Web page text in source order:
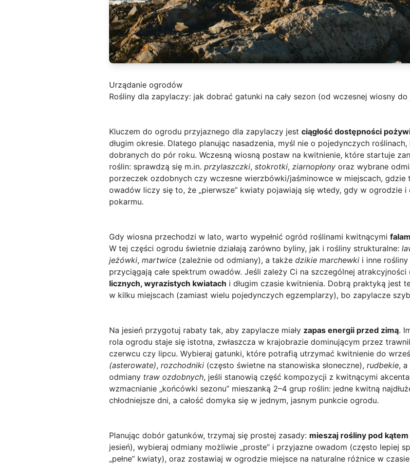
Urządanie ogrodów
Rośliny dla zapylaczy: jak dobrać gatunki na cały sezon (od wczesnej wiosny do
Kluczem do ogrodu przyjaznego dla zapylaczy jest ciągłość dostępności
długim okresie. Dlatego planując nasadzenia, myśl nie o pojedynczych roślinach,
dobranych do pór roku. Wczesną wiosną postaw na kwitnienie, które startuje
roślin: sprawdzą się m.in. przylaszczki, stokrotki, ziarnopłony oraz wybrane
porzeczek ozdobnych czy wczesne wierzbówki/jaśminowce w miejscach, gdzie
owadów liczy się to, że „pierwsze” kwiaty pojawiają się wtedy, gdy w ogrodzie i
pokarmu.
Gdy wiosna przechodzi w lato, warto wypełnić ogród roślinami kwitnącymi
W tej części ogrodu świetnie działają zarówno byliny, jak i rośliny strukturalne:
jeżówki, martwice (zależnie od odmiany), a także dzikie marchewki i inne
przyciągają całe spektrum owadów. Jeśli zależy Ci na szczególnej
licznych, wyrazistych kwiatach i długim czasie kwitnienia. Dobrą praktyką jest
w kilku miejscach (zamiast wielu pojedynczych egzemplarzy), bo zapylacze
Na jesień przygotuj rabaty tak, aby zapylacze miały zapas energii przed zimą.
rola ogrodu staje się istotna, zwłaszcza w krajobrazie dominującym przez
czerwcu czy lipcu. Wybieraj gatunki, które potrafią utrzymać kwitnienie do
(asterowate), rozchodniki (często świetne na stanowiska słoneczne), rudbekie,
odmiany traw ozdobnych, jeśli stanowią część kompozycji z kwitnącymi
wzmacnianie „końcówki sezonu” mieszanką 2–4 grup roślin: jedne kwitną
chłodniejsze dni, a całość domyka się w jednym, jasnym punkcie ogrodu.
Planując dobór gatunków, trzymaj się prostej zasady: mieszaj rośliny pod
jesień), wybieraj odmiany możliwie „proste” i przyjazne owadom (często lepiej
„pełne” kwiaty), oraz zostawiaj w ogrodzie miejsce na naturalne różnice w